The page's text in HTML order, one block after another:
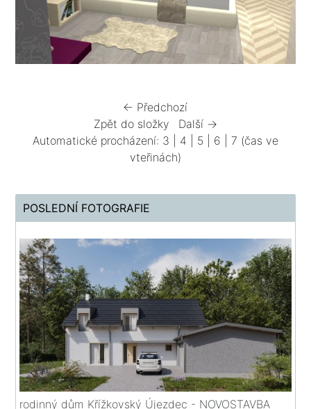
← Předchozí
Zpět do složky
Další →
Automatické procházení: 3 4 5 6 7 (čas ve
vteřinách)
POSLEDNÍ FOTOGRAFIE
rodinný dům Křížkovský Újezdec - NOVOSTAVBA